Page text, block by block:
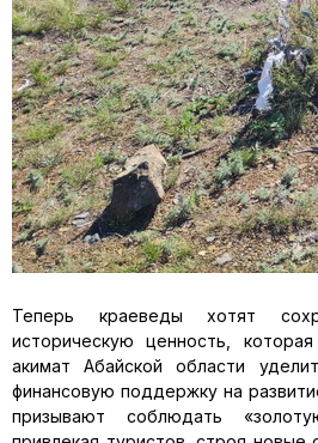
Теперь краеведы хотят
историческую ценность,
акимат Абайской области
финансовую поддержку на
призывают соблюдать